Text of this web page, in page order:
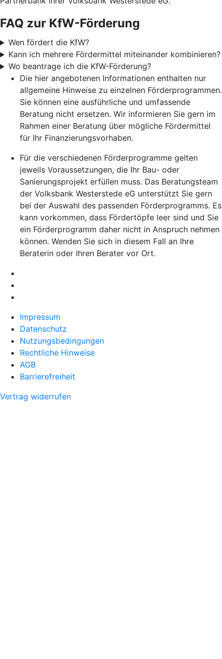
FAQ zur KfW-Förderung
Wen fördert die KfW?
Kann ich mehrere Fördermittel miteinander kombinieren?
Wo beantrage ich die KfW-Förderung?
Die hier angebotenen Informationen enthalten nur
allgemeine Hinweise zu einzelnen Förderprogrammen.
Sie können eine ausführliche und umfassende
Beratung nicht ersetzen. Wir informieren Sie gern im
Rahmen einer Beratung über mögliche Fördermittel
für Ihr Finanzierungsvorhaben.
Für die verschiedenen Förderprogramme gelten
jeweils Voraussetzungen, die Ihr Bau- oder
Sanierungsprojekt erfüllen muss. Das Beratungsteam
der Volksbank Westerstede eG unterstützt Sie gern
bei der Auswahl des passenden Förderprogramms. Es
kann vorkommen, dass Fördertöpfe leer sind und Sie
ein Förderprogramm daher nicht in Anspruch nehmen
können. Wenden Sie sich in diesem Fall an Ihre
Beraterin oder Ihren Berater vor Ort.
Impressum
Datenschutz
Nutzungsbedingungen
Rechtliche Hinweise
AGB
Barrierefreiheit
Vertrag widerrufen